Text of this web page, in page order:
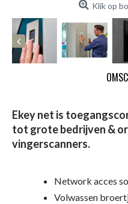
Klik op
Ekey net is
tot grote bedrijven &
vingerscanners.
Network acces
Volwassen